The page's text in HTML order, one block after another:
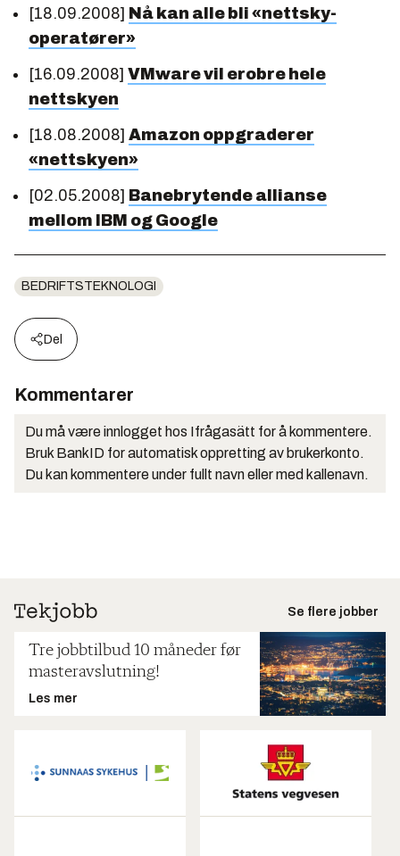
[18.09.2008] Nå kan alle bli «nettsky-
operatører»
[16.09.2008] VMware vil erobre hele
nettskyen
[18.08.2008] Amazon oppgraderer
«nettskyen»
[02.05.2008] Banebrytende allianse
mellom IBM og Google
BEDRIFTSTEKNOLOGI
Del
Kommentarer
Du må være innlogget hos Ifrågasätt for å kommentere.
Bruk BankID for automatisk oppretting av brukerkonto.
Du kan kommentere under fullt navn eller med kallenavn.
Se flere jobber
Tre jobbtilbud 10 måneder før
masteravslutning!
Les mer